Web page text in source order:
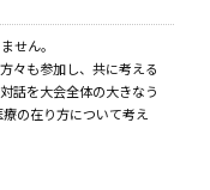
せん。
々も参加し、共に考える
話を大会全体の大きなう
の在り方について考え